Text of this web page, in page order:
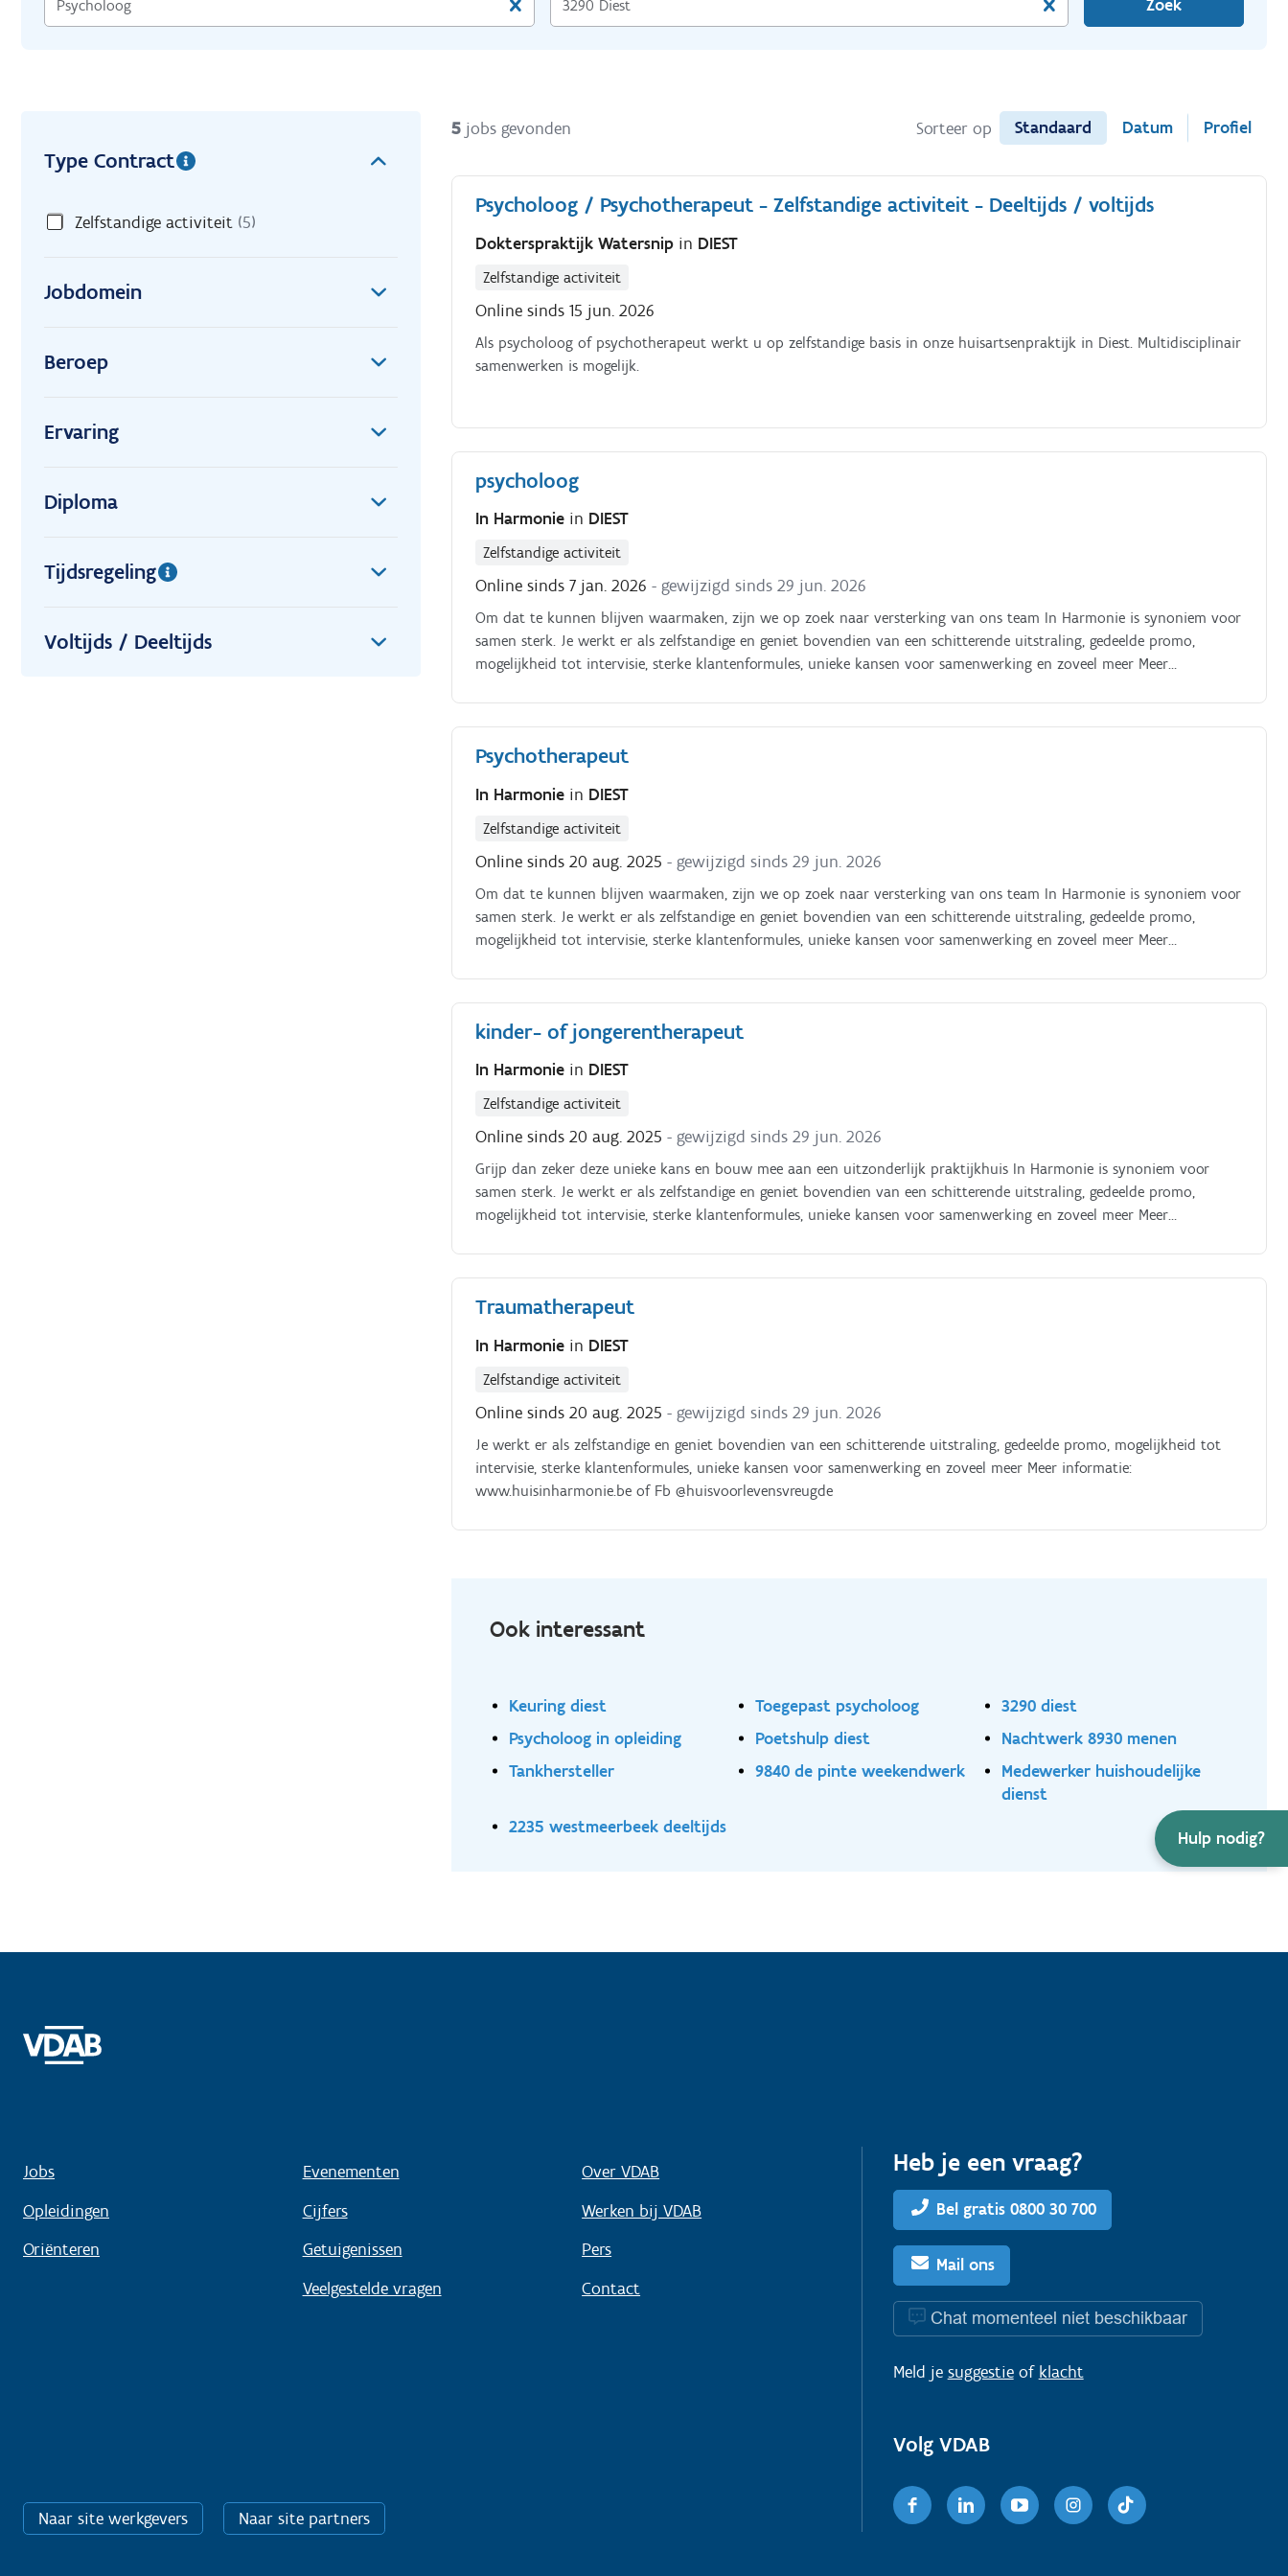
Hulp nodig?
Zoek
Type Contract
Zelfstandige activiteit (5)
Jobdomein
Beroep
Ervaring
Diploma
Tijdsregeling
Voltijds / Deeltijds
5 jobs gevonden Sorteer op Standaard Datum Profiel
Psycholoog / Psychotherapeut - Zelfstandige activiteit - Deeltijds / voltijds
Dokterspraktijk Watersnip in DIEST
Zelfstandige activiteit
Online sinds 15 jun. 2026
Als psycholoog of psychotherapeut werkt u op zelfstandige basis in onze huisartsenpraktijk in Diest. Multidisciplinair
samenwerken is mogelijk.
psycholoog
In Harmonie in DIEST
Zelfstandige activiteit
Online sinds 7 jan. 2026 - gewijzigd sinds 29 jun. 2026
Om dat te kunnen blijven waarmaken, zijn we op zoek naar versterking van ons team In Harmonie is synoniem voor
samen sterk. Je werkt er als zelfstandige en geniet bovendien van een schitterende uitstraling, gedeelde promo,
mogelijkheid tot intervisie, sterke klantenformules, unieke kansen voor samenwerking en zoveel meer Meer
Psychotherapeut
In Harmonie in DIEST
Zelfstandige activiteit
Online sinds 20 aug. 2025 - gewijzigd sinds 29 jun. 2026
Om dat te kunnen blijven waarmaken, zijn we op zoek naar versterking van ons team In Harmonie is synoniem voor
samen sterk. Je werkt er als zelfstandige en geniet bovendien van een schitterende uitstraling, gedeelde promo,
mogelijkheid tot intervisie, sterke klantenformules, unieke kansen voor samenwerking en zoveel meer Meer
kinder- of jongerentherapeut
In Harmonie in DIEST
Zelfstandige activiteit
Online sinds 20 aug. 2025 - gewijzigd sinds 29 jun. 2026
Grijp dan zeker deze unieke kans en bouw mee aan een uitzonderlijk praktijkhuis In Harmonie is synoniem voor
samen sterk. Je werkt er als zelfstandige en geniet bovendien van een schitterende uitstraling, gedeelde promo,
mogelijkheid tot intervisie, sterke klantenformules, unieke kansen voor samenwerking en zoveel meer Meer
Traumatherapeut
In Harmonie in DIEST
Zelfstandige activiteit
Online sinds 20 aug. 2025 - gewijzigd sinds 29 jun. 2026
Je werkt er als zelfstandige en geniet bovendien van een schitterende uitstraling, gedeelde promo, mogelijkheid tot
intervisie, sterke klantenformules, unieke kansen voor samenwerking en zoveel meer Meer informatie:
www.huisinharmonie.be of Fb @huisvoorlevensvreugde
Ook interessant
Keuring diest Toegepast psycholoog
3290 diest
Psycholoog in opleiding
Poetshulp diest
Nachtwerk 8930 menen
Tankhersteller
9840 de pinte weekendwerk
Medewerker huishoudelijke
dienst
2235 westmeerbeek deeltijds
Jobs
Opleidingen
Oriënteren
Evenementen
Cijfers
Getuigenissen
Veelgestelde vragen
Over VDAB
Werken bij VDAB
Pers
Contact
Naar site werkgevers Naar site partners
Heb je een vraag?
Bel gratis 0800 30 700
Mail ons
Chat momenteel niet beschikbaar
Meld je suggestieof klacht
Volg VDAB
FacebookLinkedinYoutubeInstagram